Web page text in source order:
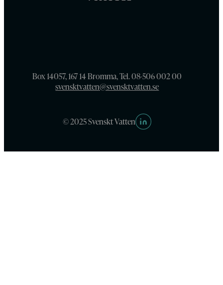
Box 14057, 167 14 Bromma, Tel. 08-506 002 00
svensktvatten@svensktvatten.se
© 2025 Svenskt Vatten